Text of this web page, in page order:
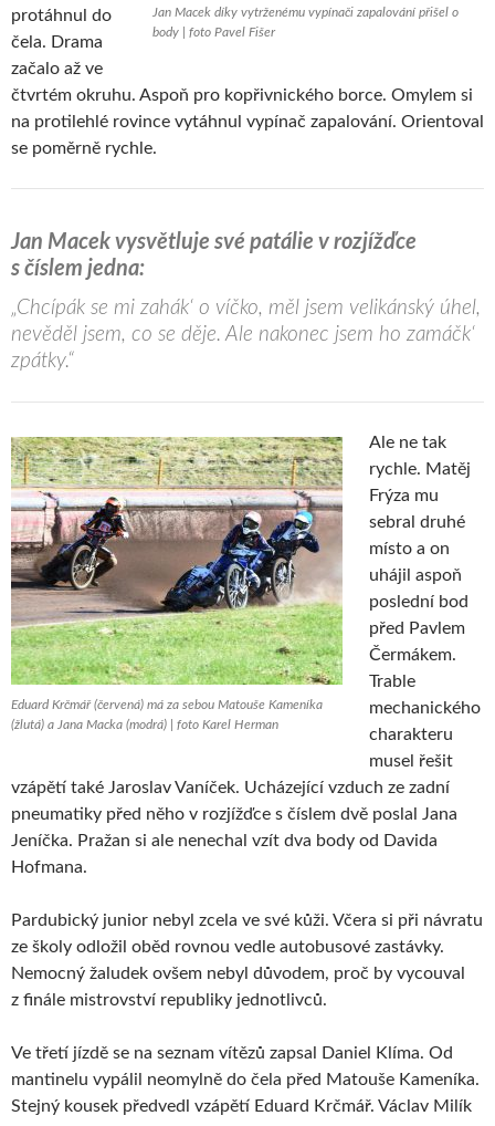
Jan Macek díky vytrženému vypínači zapalování přišel o
body | foto Pavel Fišer
protáhnul do
čela. Drama
začalo až ve
čtvrtém okruhu. Aspoň pro kopřivnického borce. Omylem si
na protilehlé rovince vytáhnul vypínač zapalování. Orientoval
se poměrně rychle.
Jan Macek vysvětluje své patálie v rozjížďce
s číslem jedna:
„Chcípák se mi zahák‘ o víčko, měl jsem velikánský úhel,
nevěděl jsem, co se děje. Ale nakonec jsem ho zamáčk‘
zpátky.“
Eduard Krčmář (červená) má za sebou Matouše Kameníka
(žlutá) a Jana Macka (modrá) | foto Karel Herman
Ale ne tak
rychle. Matěj
Frýza mu
sebral druhé
místo a on
uhájil aspoň
poslední bod
před Pavlem
Čermákem.
Trable
mechanického
charakteru
musel řešit
vzápětí také Jaroslav Vaníček. Ucházející vzduch ze zadní
pneumatiky před něho v rozjížďce s číslem dvě poslal Jana
Jeníčka. Pražan si ale nenechal vzít dva body od Davida
Hofmana.
Pardubický junior nebyl zcela ve své kůži. Včera si při návratu
ze školy odložil oběd rovnou vedle autobusové zastávky.
Nemocný žaludek ovšem nebyl důvodem, proč by vycouval
z finále mistrovství republiky jednotlivců.
Ve třetí jízdě se na seznam vítězů zapsal Daniel Klíma. Od
mantinelu vypálil neomylně do čela před Matouše Kameníka.
Stejný kousek předvedl vzápětí Eduard Krčmář. Václav Milík